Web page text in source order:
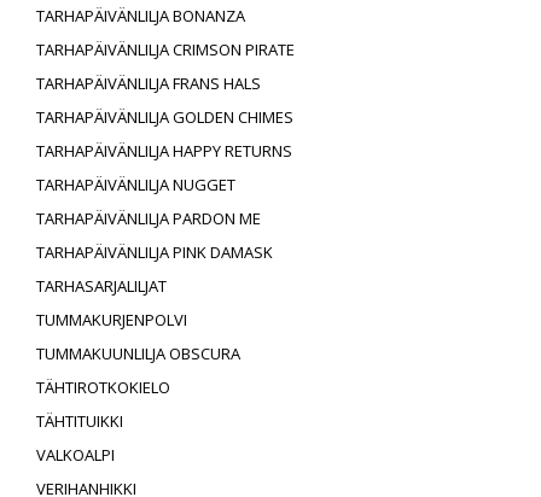
TARHAPÄIVÄNLILJA BONANZA
TARHAPÄIVÄNLILJA CRIMSON PIRATE
TARHAPÄIVÄNLILJA FRANS HALS
TARHAPÄIVÄNLILJA GOLDEN CHIMES
TARHAPÄIVÄNLILJA HAPPY RETURNS
TARHAPÄIVÄNLILJA NUGGET
TARHAPÄIVÄNLILJA PARDON ME
TARHAPÄIVÄNLILJA PINK DAMASK
TARHASARJALILJAT
TUMMAKURJENPOLVI
TUMMAKUUNLILJA OBSCURA
TÄHTIROTKOKIELO
TÄHTITUIKKI
VALKOALPI
VERIHANHIKKI